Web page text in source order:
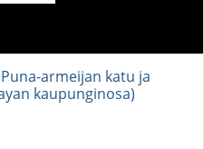
armeijan katu ja
kaupunginosa)